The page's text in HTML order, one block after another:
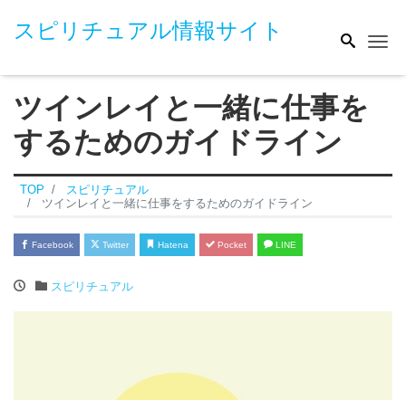
スピリチュアル情報サイト
ツインレイと一緒に仕事を
するためのガイドライン
TOP
スピリチュアル
ツインレイと一緒に仕事をするためのガイドライン
Facebook Twitter Hatena Pocket LINE
スピリチュアル